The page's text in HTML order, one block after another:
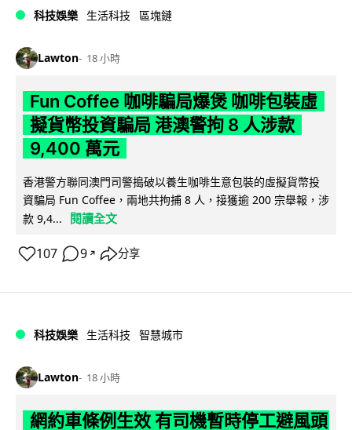
科技娛樂 生活科技 區塊鏈
Lawton 18 小時
Fun Coffee 咖啡騙局爆煲 咖啡包裝虛
擬貨幣投資騙局 港澳警拘 8 人涉款
9,400 萬元
香港警方聯同澳門司警搗破以養生咖啡生意包裝的虛擬貨幣投
資騙局 Fun Coffee，兩地共拘捕 8 人，接獲逾 200 宗舉報，涉
款 9,4...
閱讀全文
107 9 ↗ 分享
科技娛樂 生活科技 智慧城市
Lawton 18 小時
網約車條例生效 有司機暫時停工避風頭